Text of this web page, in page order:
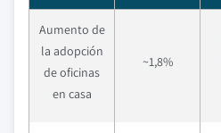
Aumento de
la adopción
de oficinas
en casa
~1,8%